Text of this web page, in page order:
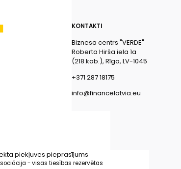
KONTAKTI
Biznesa centrs "VERDE"
Roberta Hirša iela 1a
(218.kab.), Rīga, LV-1045
+371 287 18175
info@financelatvia.eu
piekļuves pieprasījums
- visas tiesības rezervētas